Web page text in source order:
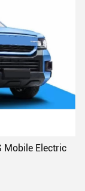
Mobile Electric